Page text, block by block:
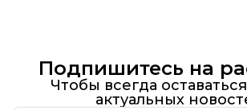
Подпишитесь на
Чтобы всегда
актуальных